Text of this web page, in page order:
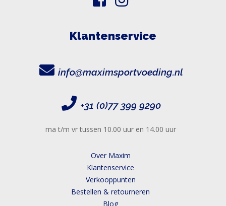
Klantenservice
info@maximsportvoeding.nl
+31 (0)77 399 9290
ma t/m vr tussen 10.00 uur en 14.00 uur
Over Maxim
Klantenservice
Verkooppunten
Bestellen & retourneren
Blog